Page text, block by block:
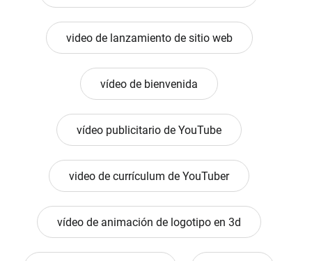
video de lanzamiento de sitio web
vídeo de bienvenida
vídeo publicitario de YouTube
video de currículum de YouTuber
vídeo de animación de logotipo en 3d